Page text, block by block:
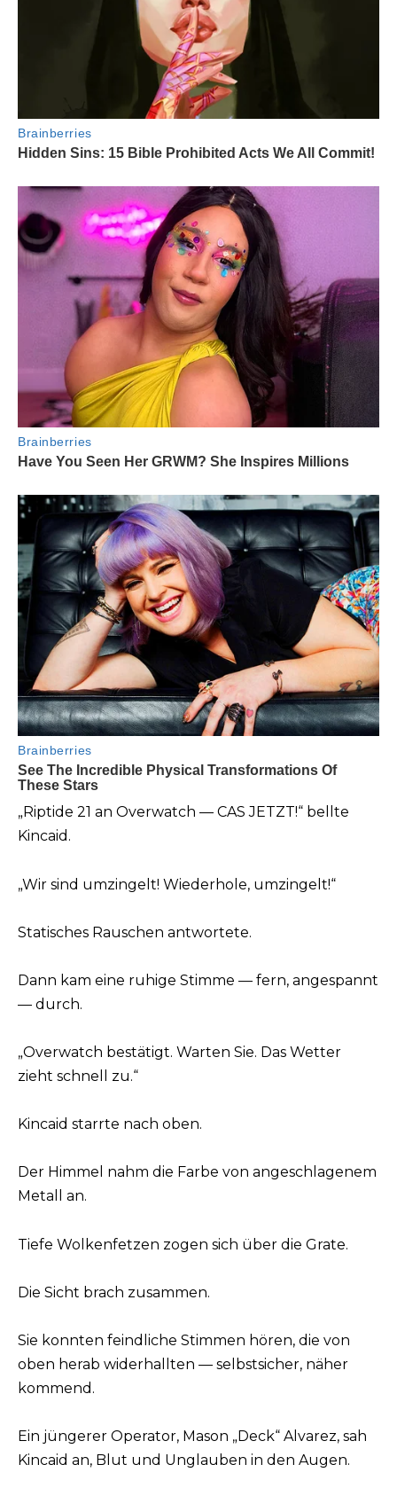
„Riptide 21 an Overwatch — CAS JETZT!“ bellte
Kincaid.
„Wir sind umzingelt! Wiederhole, umzingelt!“
Statisches Rauschen antwortete.
Dann kam eine ruhige Stimme — fern, angespannt
— durch.
„Overwatch bestätigt. Warten Sie. Das Wetter
zieht schnell zu.“
Kincaid starrte nach oben.
Der Himmel nahm die Farbe von angeschlagenem
Metall an.
Tiefe Wolkenfetzen zogen sich über die Grate.
Die Sicht brach zusammen.
Sie konnten feindliche Stimmen hören, die von
oben herab widerhallten — selbstsicher, näher
kommend.
Ein jüngerer Operator, Mason „Deck“ Alvarez, sah
Kincaid an, Blut und Unglauben in den Augen.